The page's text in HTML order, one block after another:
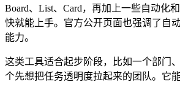
Board、List、Card，再加上一些自动化
快就能上手。官方公开页面也强调了自
能力。
这类工具适合起步阶段，比如一个部门
个先想把任务透明度拉起来的团队。它